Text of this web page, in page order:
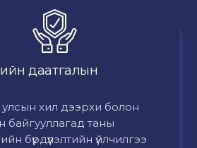
даатгалын
хил дээрхи болон
байгууллагад таны
бүрдүүлэлтийн үйлчилгээ